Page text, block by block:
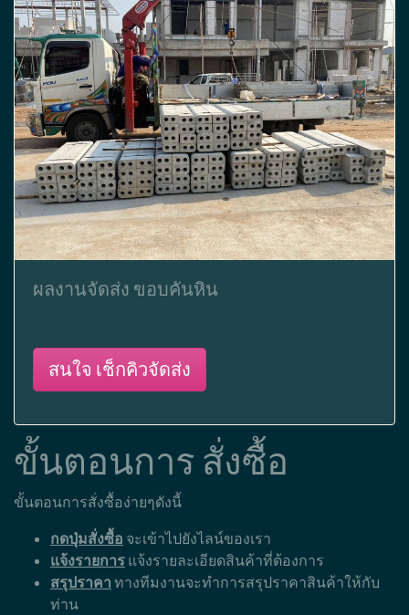
ผลงานจัดส่ง ขอบคันหิน
สนใจ เช็กคิวจัดส่ง
ขั้นตอนการ สั่งซื้อ
ขั้นตอนการสั่งซื้อง่ายๆดังนี้
กดปุ่มสั่งซื้อ จะเข้าไปยังไลน์ของเรา
แจ้งรายการ แจ้งรายละเอียดสินค้าที่ต้องการ
สรุปราคา ทางทีมงานจะทำการสรุปราคาสินค้าให้กับ
ท่าน